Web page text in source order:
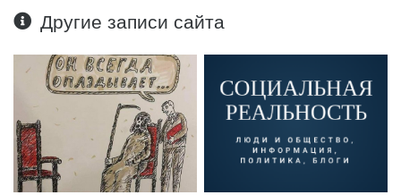
Другие записи сайта